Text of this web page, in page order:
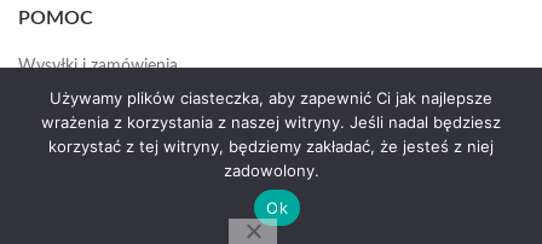
POMOC
Wysyłki i zamówienia
Jak założyć konto
HEMAS.PL 2025
by erte
Używamy plików ciasteczka, aby zapewnić Ci jak najlepsze
wrażenia z korzystania z naszej witryny. Jeśli nadal będziesz
korzystać z tej witryny, będziemy zakładać, że jesteś z niej
zadowolony.
Ok